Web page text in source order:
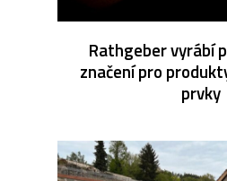
Rathgeber vyrábí
značení pro
prvky